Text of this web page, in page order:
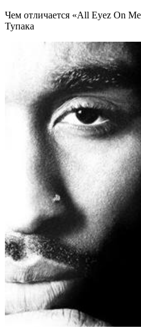
Чем отличается «All Eyez On
Тупака